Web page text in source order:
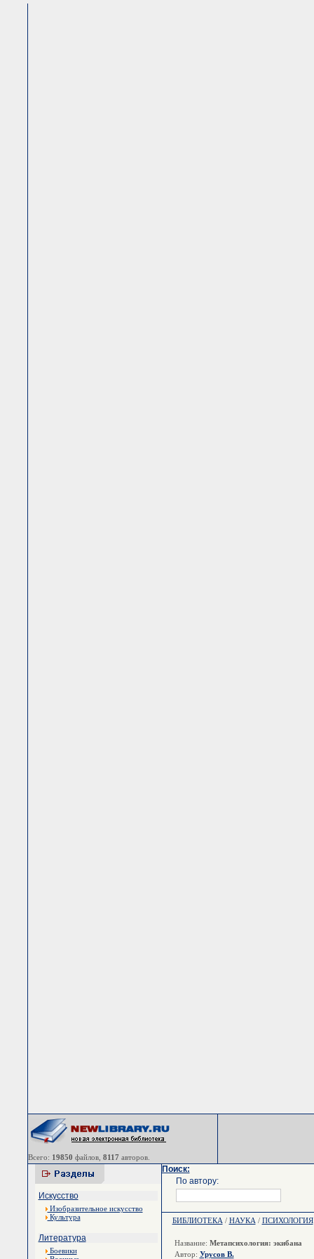
Всего: 19850 файлов, 8117 авторов.
Искусство
Изобразительное искусство
Культура
Литература
Боевики
Поиск:
По автору:
БИБЛИОТЕКА / НАУКА / ПСИХОЛОГИЯ
Название: Метапсихология: экибана
Автор: Урусов В.